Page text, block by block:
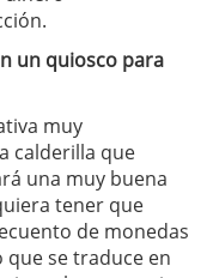
un quiosco para
muy
calderilla que
una muy buena
tener que
de monedas
se traduce en